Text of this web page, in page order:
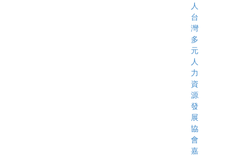
人
台
灣
多
元
人
力
資
源
發
展
協
會
嘉